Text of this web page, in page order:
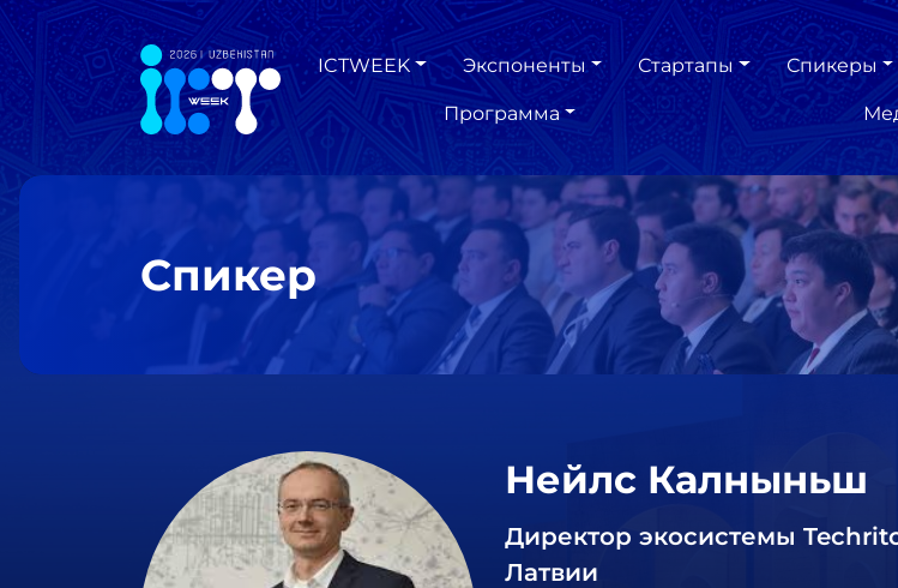
ICTWEEK Экспоненты Стартапы Спикеры
Программа
Спикер
Нейлс Калныньш
Директор экосистемы
Латвии